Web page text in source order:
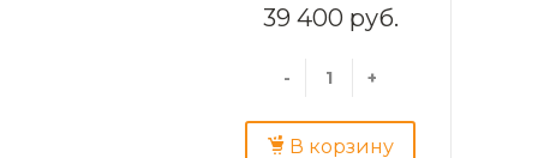
39 400 руб.
- +
В корзину